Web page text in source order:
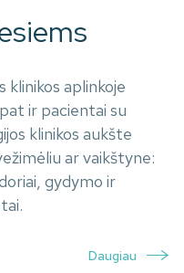
klinikos aplinkoje
ir pacientai su
klinikos aukšte
ar vaikštyne:
gydymo ir
Daugiau